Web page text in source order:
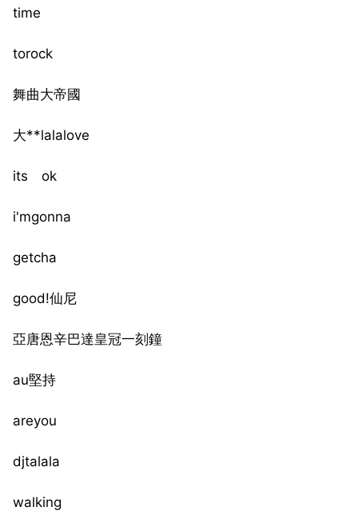
time
torock
舞曲大帝國
大**lalalove
its ok
i'mgonna
getcha
good!仙尼
亞唐恩辛巴達皇冠一刻鐘
au堅持
areyou
djtalala
walking